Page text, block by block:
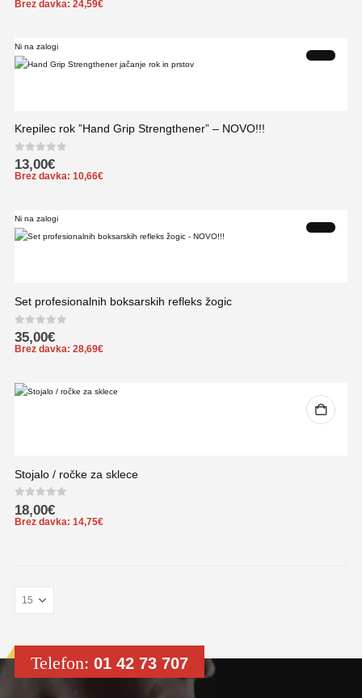
Brez davka: 24,59€
Ni na zalogi
Krepilec rok ”Hand Grip Strengthener” – NOVO!!!
0out of 5
13,00€
Brez davka: 10,66€
Ni na zalogi
Set profesionalnih boksarskih refleks žogic
0out of 5
35,00€
Brez davka: 28,69€
Stojalo / ročke za sklece
0 out of 5
18,00€
Brez davka: 14,75€
Telefon: 01 42 73 707